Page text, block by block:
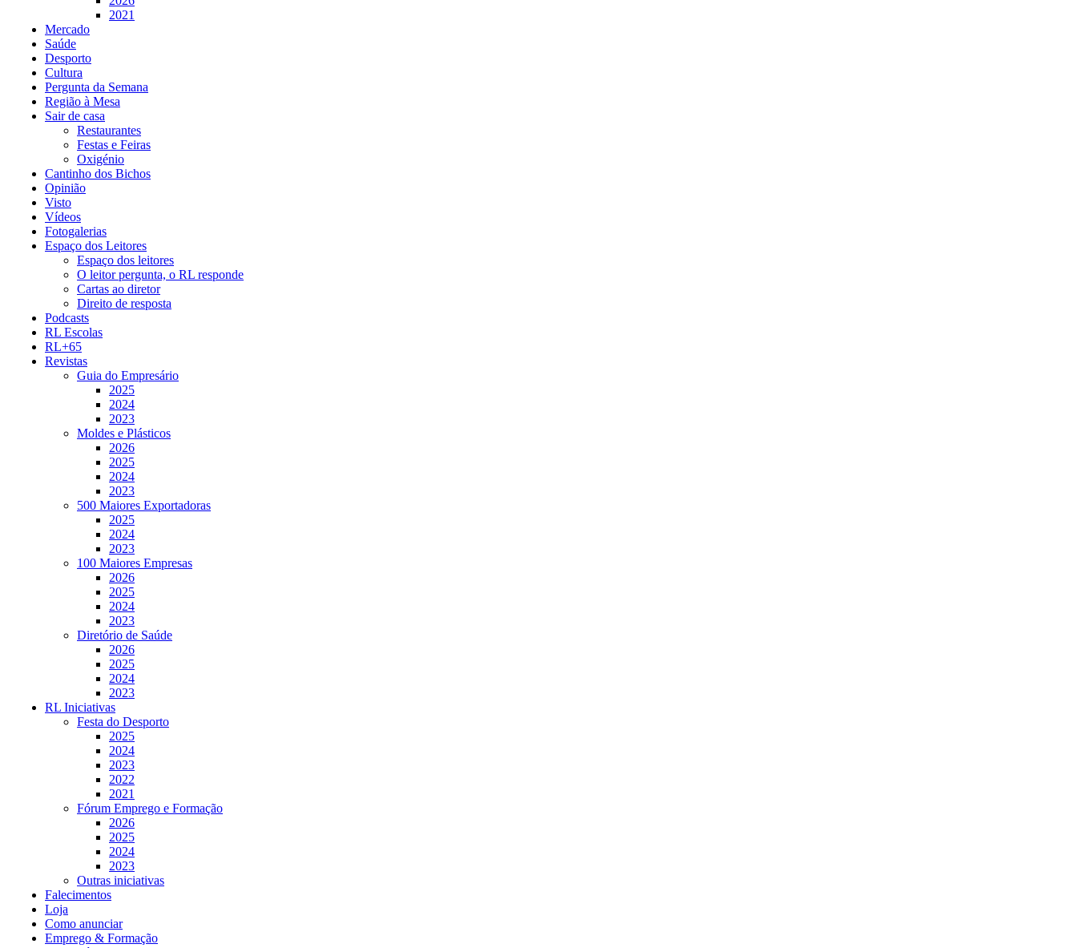
2021
Mercado
Saúde
Desporto
Cultura
Pergunta da Semana
Região à Mesa
Sair de casa
Restaurantes
Festas e Feiras
Oxigénio
Cantinho dos Bichos
Opinião
Visto
Vídeos
Fotogalerias
Espaço dos Leitores
Espaço dos leitores
O leitor pergunta, o RL responde
Cartas ao diretor
Direito de resposta
Podcasts
RL Escolas
RL+65
Revistas
Guia do Empresário
2025
2024
2023
Moldes e Plásticos
2026
2025
2024
2023
500 Maiores Exportadoras
2025
2024
2023
100 Maiores Empresas
2026
2025
2024
2023
Diretório de Saúde
2026
2025
2024
2023
RL Iniciativas
Festa do Desporto
2025
2024
2023
2022
2021
Fórum Emprego e Formação
2026
2025
2024
2023
Outras iniciativas
Falecimentos
Loja
Como anunciar
Emprego & Formação